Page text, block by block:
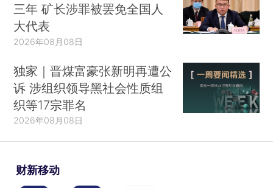
三年 矿长涉罪被罢免全国人
大代表
2026年08月08日
独家｜晋煤富豪张新明再遭公
诉 涉组织领导黑社会性质组
织等17宗罪名
2026年08月08日
财新移动